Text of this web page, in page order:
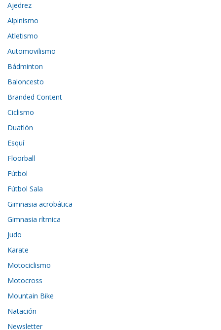
Ajedrez
Alpinismo
Atletismo
Automovilismo
Bádminton
Baloncesto
Branded Content
Ciclismo
Duatlón
Esquí
Floorball
Fútbol
Fútbol Sala
Gimnasia acrobática
Gimnasia rítmica
Judo
Karate
Motociclismo
Motocross
Mountain Bike
Natación
Newsletter